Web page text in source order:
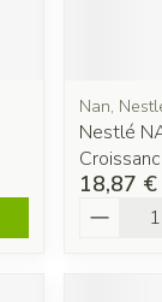
Nan,
Nestlé
18,87 €
Quantité